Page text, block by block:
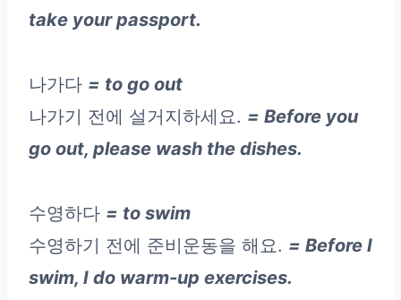
take your passport.
나가다 = to go out
나가기 전에 설거지하세요. = Before you
go out, please wash the dishes.
수영하다 = to swim
수영하기 전에 준비운동을 해요. = Before I
swim, I do warm-up exercises.